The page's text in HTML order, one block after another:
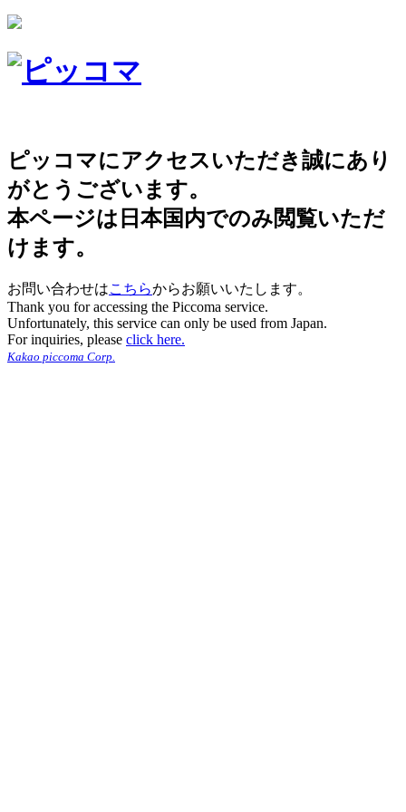
ピッコマにアクセスいただき誠にあり
がとうございます。
本ページは日本国内でのみ閲覧いただ
けます。
お問い合わせはこちらからお願いいたします。
Thank you for accessing the Piccoma service.
Unfortunately, this service can only be used from Japan.
For inquiries, please click here.
Kakao piccoma Corp.